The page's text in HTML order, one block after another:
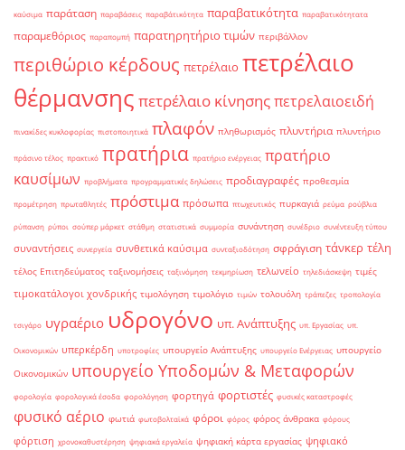
καύσιμα παράταση παραβάσεις παραβάτικότητα παραβατικότητα παραβατικότητατα
παραμεθόριος παραπομπή παρατηρητήριο τιμών περιβάλλον
περιθώριο κέρδους πετρέλαιο πετρέλαιο
θέρμανσης πετρέλαιο κίνησηςπετρελαιοειδή
πινακίδες κυκλοφορίας πιστοποιητικά πλαφόν πληθωρισμός πλυντήρια πλυντήριο
πράσινο τέλος πρακτικό πρατήρια πρατήριο ενέργειας πρατήριο
καυσίμων προβλήματα προγραμματικές δηλώσεις προδιαγραφές προθεσμία
προμέτρηση πρωταθλητές πρόστιμα πρόσωπα πτωχευτικός πυρκαγιά ρεύμα ρούβλια
ρύπανση ρύποι σούπερ μάρκετ στάθμη στατιστικά συμμορία συνάντηση συνέδριο συνέντευξη τύπου
συναντήσεις συνεργεία συνθετικά καύσιμα συνταξιοδότηση σφράγιση τάνκερ τέλη
τέλος Επιτηδεύματος ταξινομήσεις ταξινόμηση τεκμηρίωση τελωνείο τηλεδιάσκεψη τιμές
τιμοκατάλογοι χονδρικής τιμολόγηση τιμολόγιο τιμών τολουόλη τράπεζες τροπολογία
τσιγάρο υγραέριο υδρογόνο υπ. Ανάπτυξης υπ. Εργασίας υπ.
Οικονομικών υπερκέρδη υποτροφίες υπουργείο Ανάπτυξης υπουργείο Ενέργειας υπουργείο
Οικονομικών υπουργείο Υποδομών & Μεταφορών
φορολογία φορολογικά έσοδα φορολόγηση φορτηγά φορτιστές φυσικές καταστροφές
φυσικό αέριο φωτιά φωτοβολταϊκά φόροι φόρος φόρος άνθρακα φόρους
φόρτιση χρονοκαθυστέρηση ψηφιακά εργαλεία ψηφιακή κάρτα εργασίας ψηφιακό